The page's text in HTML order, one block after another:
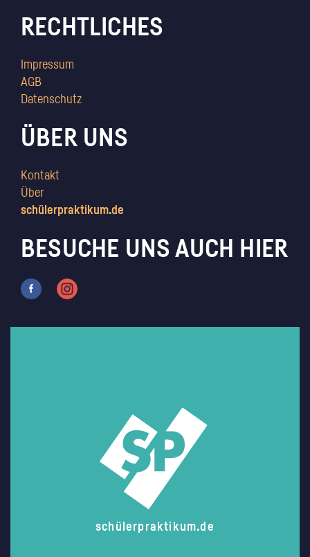
RECHTLICHES
Impressum
AGB
Datenschutz
ÜBER UNS
Kontakt
Über
schülerpraktikum.de
BESUCHE UNS AUCH HIER
schülerpraktikum.de